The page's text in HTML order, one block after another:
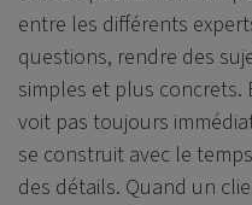
entre les différents
questions, rendre des
simples et plus concrets.
voit pas toujours
se construit avec le
des détails. Quand un